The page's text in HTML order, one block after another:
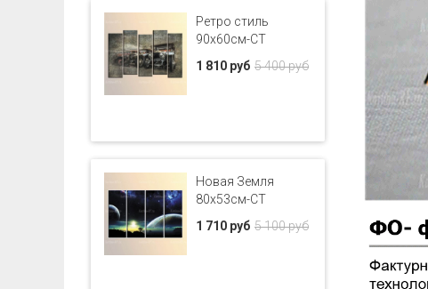
Ретро стиль
90x60см-CT
5 400 руб
1 810 руб
Новая Земля
80x53см-CT
5 100 руб
1 710 руб